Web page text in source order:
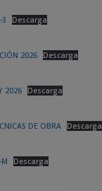
3 Descarga
2026 Descarga
2026 Descarga
DE OBRA Descarga
Descarga